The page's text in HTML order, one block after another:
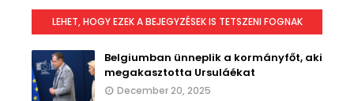
LEHET, HOGY EZEK A BEJEGYZÉSEK IS TETSZENI FOGNAK
Belgiumban ünneplik a kormányfőt, aki
megakasztotta Ursuláékat
December 20, 2025